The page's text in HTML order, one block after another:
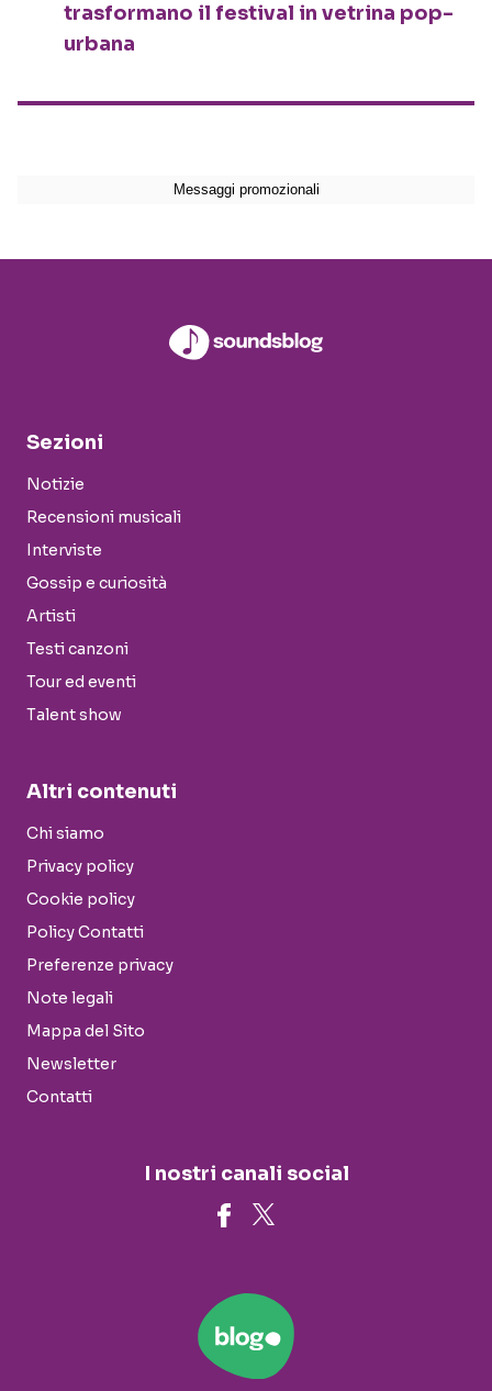
trasformano il festival in vetrina pop-
urbana
Sezioni
Notizie
Recensioni musicali
Interviste
Gossip e curiosità
Artisti
Testi canzoni
Tour ed eventi
Talent show
Altri contenuti
Chi siamo
Privacy policy
Cookie policy
Policy Contatti
Preferenze privacy
Note legali
Mappa del Sito
Newsletter
Contatti
I nostri canali social